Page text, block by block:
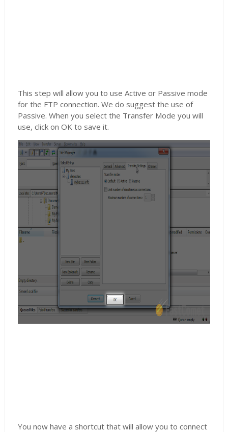
This step will allow you to use Active or Passive mode
for the FTP connection. We do suggest the use of
Passive. When you select the Transfer Mode you will
use, click on OK to save it.
You now have a shortcut that will allow you to connect